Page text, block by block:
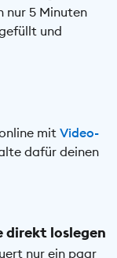
nur 5 Minuten
und
mit Video-
dafür deinen
direkt loslegen
nur ein paar